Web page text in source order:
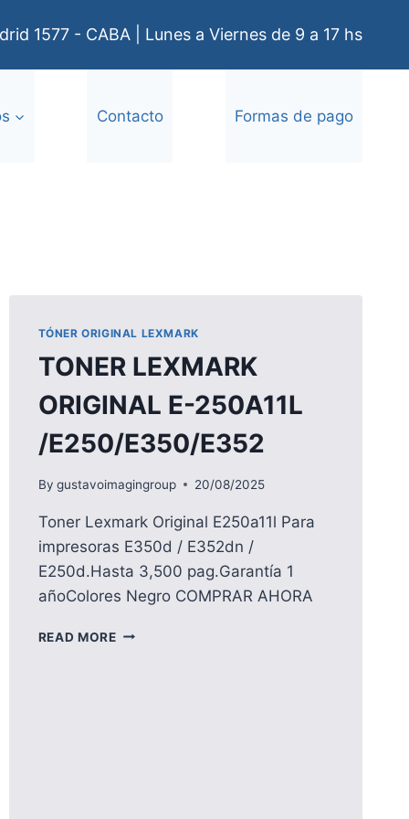
1577 - CABA | Lunes a Viernes de 9 a 17 hs
Contacto Formas de pago
TÓNER ORIGINAL LEXMARK
TONER LEXMARK
ORIGINAL E-250A11L
/E250/E350/E352
By gustavoimagingroup 20/08/2025
Toner Lexmark Original E250a11l Para
impresoras E350d / E352dn /
E250d.Hasta 3,500 pag.Garantía 1
añoColores Negro COMPRAR AHORA
READ MORETONER